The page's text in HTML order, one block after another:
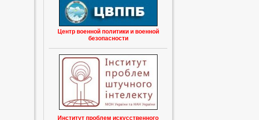
Центр военной политики и военной
безопасности
Институт проблем искусственного